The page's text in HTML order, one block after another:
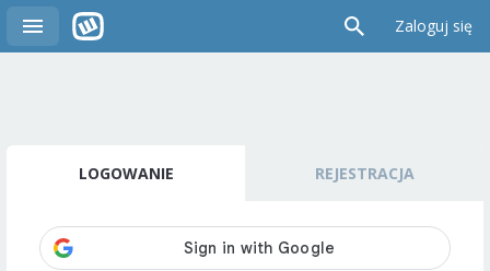
Zaloguj się
LOGOWANIE REJESTRACJA